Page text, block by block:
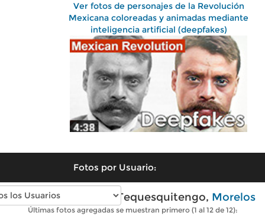
Ver fotos de personajes de la Revolución
Mexicana coloreadas y animadas mediante
inteligencia artificial (deepfakes)
Fotos por Usuario:
Fotos modernas de Tequesquitengo, Morelos
Últimas fotos agregadas se muestran primero (1 al 12 de 12):